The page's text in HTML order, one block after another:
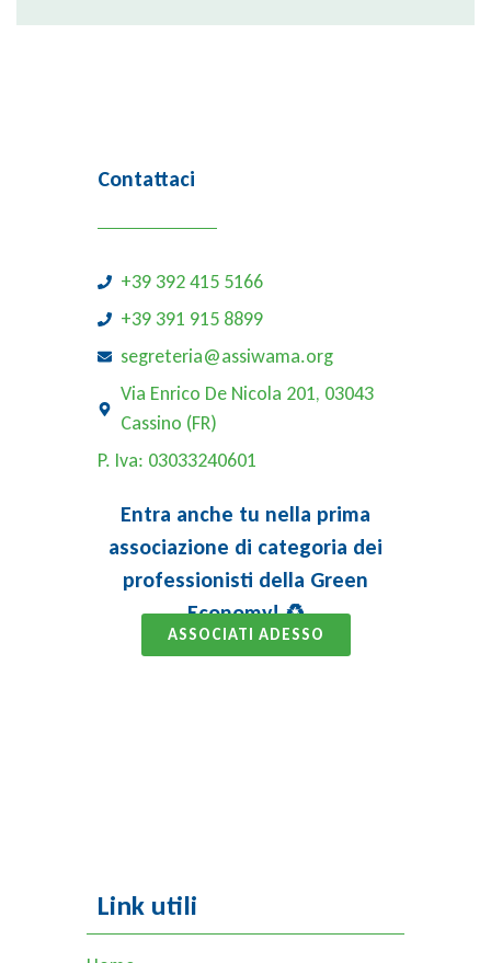
Link utili
Contattaci
+39 392 415 5166
+39 391 915 8899
segreteria@assiwama.org
Via Enrico De Nicola 201, 03043
Cassino (FR)
P. Iva: 03033240601
Entra anche tu nella prima
associazione di categoria dei
professionisti della Green
Economy! ♻️
ASSOCIATI ADESSO